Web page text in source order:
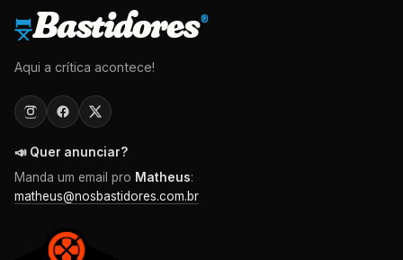
Bastidores®
Aqui a crítica acontece!
📣 Quer anunciar?
Manda um email pro Matheus:
matheus@nosbastidores.com.br